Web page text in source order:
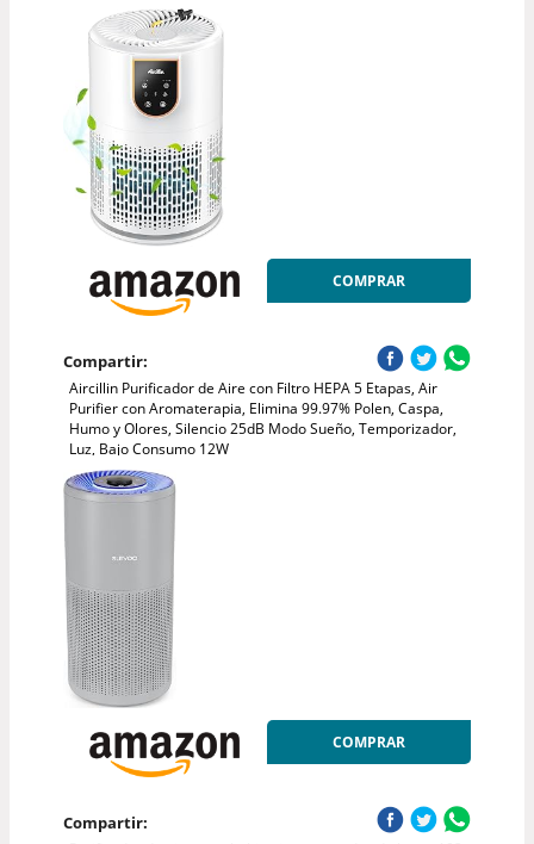
COMPRAR
Compartir:
Aircillin Purificador de Aire con Filtro HEPA 5 Etapas, Air
Purifier con Aromaterapia, Elimina 99.97% Polen, Caspa,
Humo y Olores, Silencio 25dB Modo Sueño, Temporizador,
Luz, Bajo Consumo 12W
COMPRAR
Compartir: